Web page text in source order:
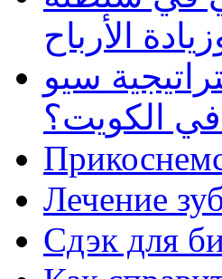
الأرباح
سيو
الكويت؟
Лечение
Сдэк для